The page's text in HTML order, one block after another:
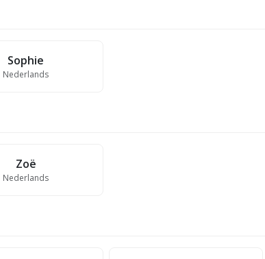
Sophie
Nederlands
Zoë
Nederlands